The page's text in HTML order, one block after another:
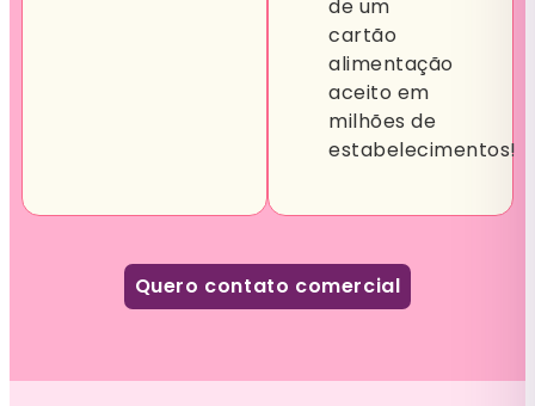
de um
cartão
alimentação
aceito em
milhões de
estabelecimentos!
Quero contato comercial